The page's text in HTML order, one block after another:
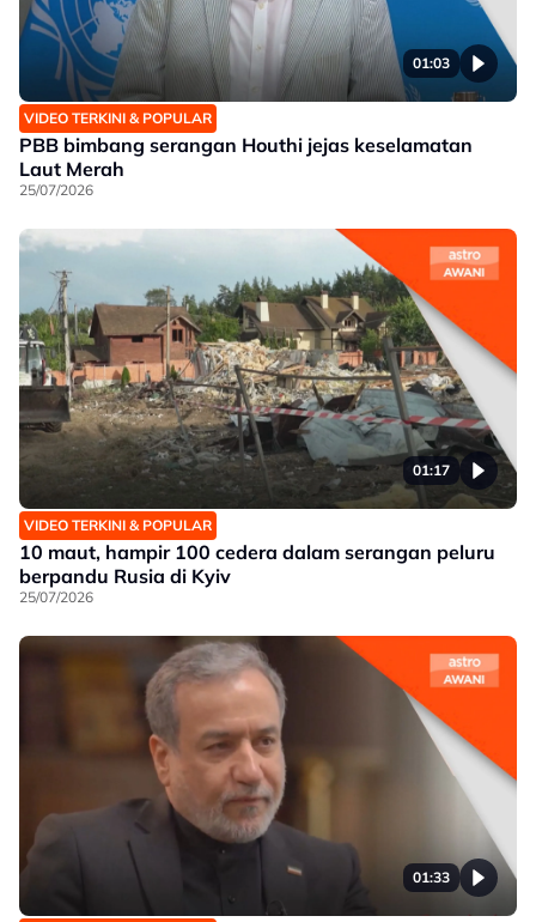
01:03
VIDEO TERKINI & POPULAR
PBB bimbang serangan Houthi jejas keselamatan
Laut Merah
25/07/2026
01:17
VIDEO TERKINI & POPULAR
10 maut, hampir 100 cedera dalam serangan peluru
berpandu Rusia di Kyiv
25/07/2026
01:33